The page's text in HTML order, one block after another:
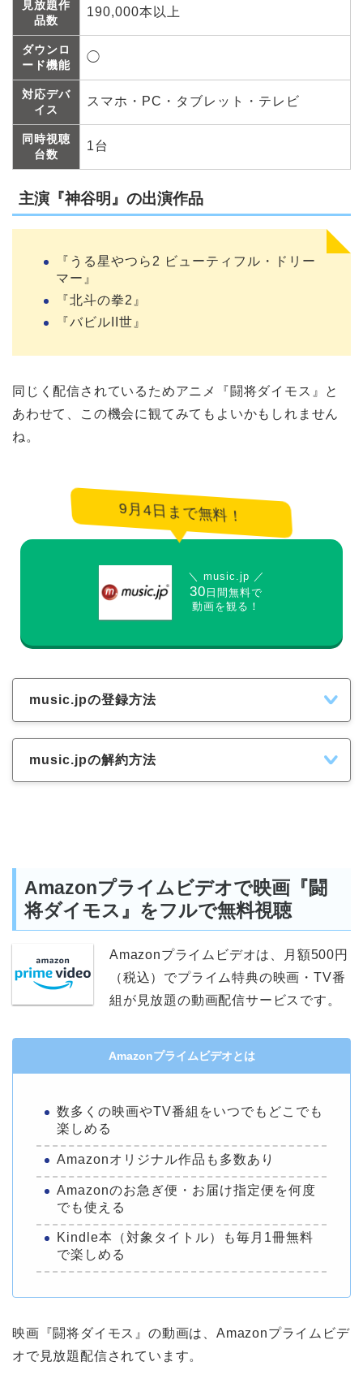
見放題作
品数
190,000本以上
ダウンロ
ード機能
◯
対応デバ
イス
スマホ・PC・タブレット・テレビ
同時視聴
台数
1台
主演『神谷明』の出演作品
『うる星やつら2 ビューティフル・ドリー
マー』
『北斗の拳2』
『バビルII世』
同じく配信されているためアニメ『闘将ダイモス』と
あわせて、この機会に観てみてもよいかもしれません
ね。
9月4日まで無料！
＼ music.jp ／
30 日間無料で
動画を観る！
music.jpの登録方法
music.jpの解約方法
Amazonプライムビデオで映画『闘
将ダイモス』をフルで無料視聴
Amazonプライムビデオは、月額500円
（税込）でプライム特典の映画・TV番
組が見放題の動画配信サービスです。
Amazonプライムビデオとは
数多くの映画やTV番組をいつでもどこでも
楽しめる
Amazonオリジナル作品も多数あり
Amazonのお急ぎ便・お届け指定便を何度
でも使える
Kindle本（対象タイトル）も毎月1冊無料
で楽しめる
映画『闘将ダイモス』の動画は、Amazonプライムビデ
オで見放題配信されています。